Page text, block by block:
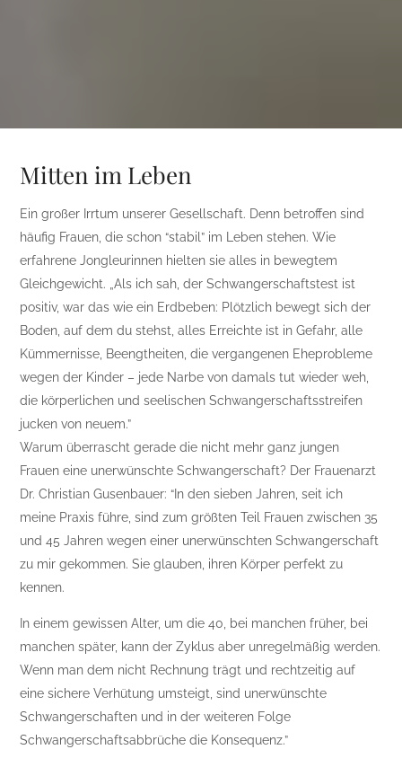
Mitten im Leben
Ein großer Irrtum unserer Gesellschaft. Denn betroffen sind
häufig Frauen, die schon “stabil” im Leben stehen. Wie
erfahrene Jongleurinnen hielten sie alles in bewegtem
Gleichgewicht. „Als ich sah, der Schwangerschaftstest ist
positiv, war das wie ein Erdbeben: Plötzlich bewegt sich der
Boden, auf dem du stehst, alles Erreichte ist in Gefahr, alle
Kümmernisse, Beengtheiten, die vergangenen Eheprobleme
wegen der Kinder – jede Narbe von damals tut wieder weh,
die körperlichen und seelischen Schwangerschaftsstreifen
jucken von neuem.”
Warum überrascht gerade die nicht mehr ganz jungen
Frauen eine unerwünschte Schwangerschaft? Der Frauenarzt
Dr. Christian Gusenbauer: “In den sieben Jahren, seit ich
meine Praxis führe, sind zum größten Teil Frauen zwischen 35
und 45 Jahren wegen einer unerwünschten Schwangerschaft
zu mir gekommen. Sie glauben, ihren Körper perfekt zu
kennen.
In einem gewissen Alter, um die 40, bei manchen früher, bei
manchen später, kann der Zyklus aber unregelmäßig werden.
Wenn man dem nicht Rechnung trägt und rechtzeitig auf
eine sichere Verhütung umsteigt, sind unerwünschte
Schwangerschaften und in der weiteren Folge
Schwangerschaftsabbrüche die Konsequenz.”